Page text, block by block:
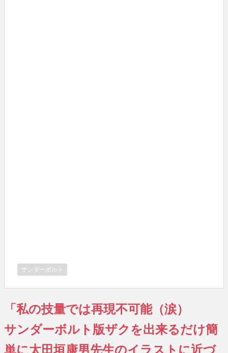
サンダーボルト
「私の技量では再現不可能（涙）
サンダーボルト版ザクを出来るだけ簡
単に太田垣康男先生のイラストに近づ